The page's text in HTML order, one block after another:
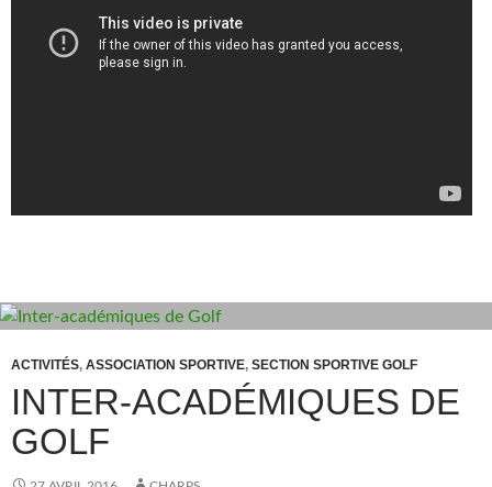
ACTIVITÉS, ASSOCIATION SPORTIVE, SECTION SPORTIVE GOLF
INTER-ACADÉMIQUES DE
GOLF